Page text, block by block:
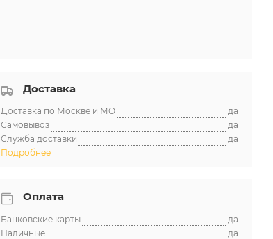
Доставка
Доставка по Москве и МО
да
Самовывоз
да
Служба доставки
да
Подробнее
Оплата
Банковские карты
да
Наличные
да